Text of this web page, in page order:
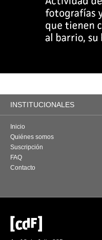
INSTITUCIONALES
Inicio
Quiénes somos
Suscripción
FAQ
Contacto